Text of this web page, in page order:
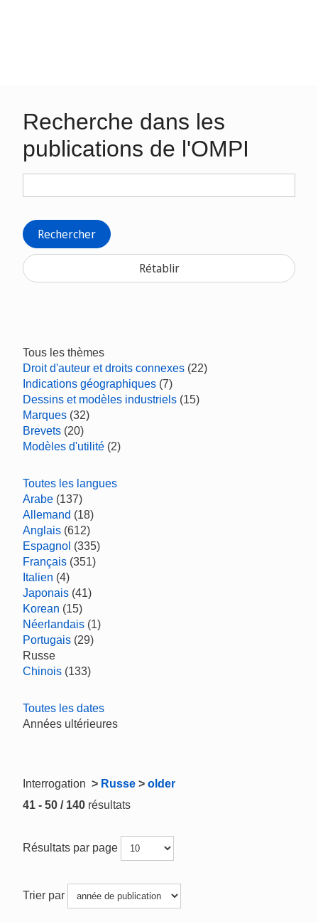
Recherche dans les
publications de l'OMPI
Rechercher
Rétablir
Tous les thèmes
Droit d'auteur et droits connexes (22)
Indications géographiques (7)
Dessins et modèles industriels (15)
Marques (32)
Brevets (20)
Modèles d'utilité (2)
Toutes les langues
Arabe (137)
Allemand (18)
Anglais (612)
Espagnol (335)
Français (351)
Italien (4)
Japonais (41)
Korean (15)
Néerlandais (1)
Portugais (29)
Russe
Chinois (133)
Toutes les dates
Années ultérieures
Interrogation > Russe > older
41 - 50 / 140 résultats
Résultats par page
Trier par